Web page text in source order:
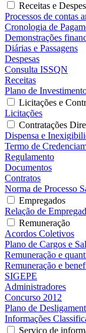
Receitas e
Processos de contas
Cronologia de
Demonstrações
Diárias e Passagens
Despesas
Consulta ISSQN
Receitas
Plano de
Licitações e
Licitações
Contratações
Dispensa e
Termo de
Regulamento
Documentos
Contratos
Norma de Processo
Empregados
Relação de
Remuneração
Acordos Coletivos
Plano de Cargos e
Remuneração e
Remuneração e
SIGEPE
Administradores
Concurso 2012
Plano de
Informações
Serviço de